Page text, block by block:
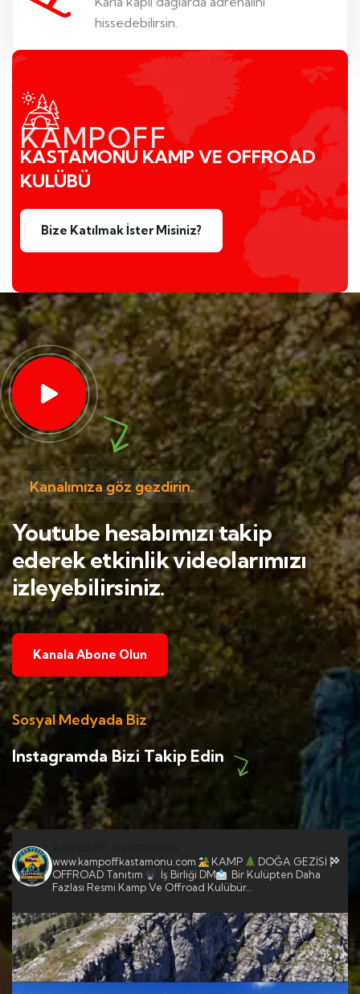
hissedebilirsin.
KAMPOFF
KASTAMONU KAMP VE OFFROAD
KULÜBÜ
Bize Katılmak İster Misiniz?
Kanalımıza göz gezdirin.
Youtube hesabımızı takip
ederek etkinlik videolarımızı
izleyebilirsiniz.
Kanala Abone Olun
Sosyal Medyada Biz
Instagramda Bizi Takip Edin
www.kampoffkastamonu.com KAMP
DOĞA GEZİSİ
OFFROAD Tanıtım İş Birliği DM
Bir Kulüpten Daha
Fazlası Resmi Kamp Ve Offroad Kulübür…